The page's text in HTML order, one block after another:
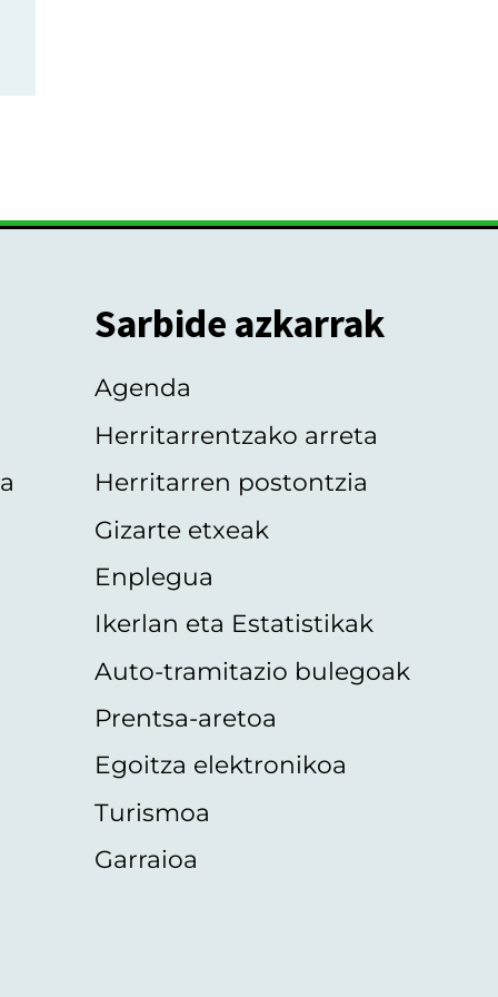
Sarbide azkarrak
Agenda
Herritarrentzako arreta
Herritarren postontzia
Gizarte etxeak
Enplegua
Ikerlan eta Estatistikak
Auto-tramitazio bulegoak
Prentsa-aretoa
Egoitza elektronikoa
Turismoa
Garraioa